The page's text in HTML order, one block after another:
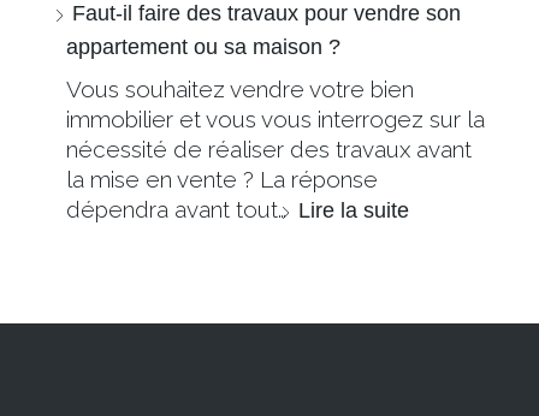
Faut-il faire des travaux pour vendre son
appartement ou sa maison ?
Vous souhaitez vendre votre bien
immobilier et vous vous interrogez sur la
nécessité de réaliser des travaux avant
la mise en vente ? La réponse
dépendra avant tout… Lire la suite